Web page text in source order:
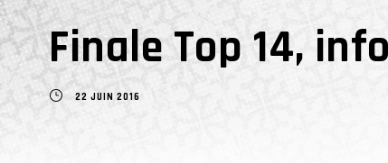
Finale Top 14,
22 JUIN 2016